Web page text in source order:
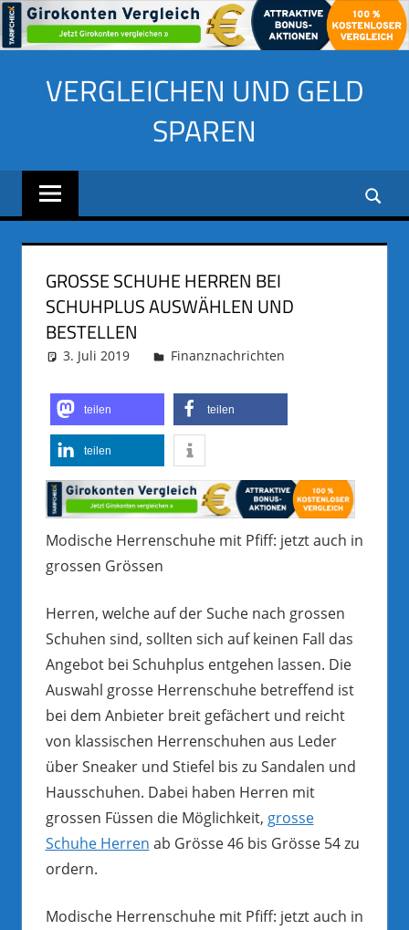
VERGLEICHEN UND GELD
SPAREN
GROSSE SCHUHE HERREN BEI
SCHUHPLUS AUSWÄHLEN UND
BESTELLEN
3. Juli 2019 adminus
Finanznachrichten
teilen teilen
teilen
Modische Herrenschuhe mit Pfiff: jetzt auch in
grossen Grössen
Herren, welche auf der Suche nach grossen
Schuhen sind, sollten sich auf keinen Fall das
Angebot bei Schuhplus entgehen lassen. Die
Auswahl grosse Herrenschuhe betreffend ist
bei dem Anbieter breit gefächert und reicht
von klassischen Herrenschuhen aus Leder
über Sneaker und Stiefel bis zu Sandalen und
Hausschuhen. Dabei haben Herren mit
grossen Füssen die Möglichkeit, grosse
Schuhe Herren ab Grösse 46 bis Grösse 54 zu
ordern.
Modische Herrenschuhe mit Pfiff: jetzt auch in